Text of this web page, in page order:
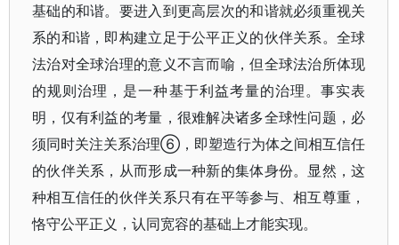
基础的和谐。要进入到更高层次的和谐就必须重视关
系的和谐，即构建立足于公平正义的伙伴关系。全球
法治对全球治理的意义不言而喻，但全球法治所体现
的规则治理，是一种基于利益考量的治理。事实表
明，仅有利益的考量，很难解决诸多全球性问题，必
须同时关注关系治理⑥，即塑造行为体之间相互信任
的伙伴关系，从而形成一种新的集体身份。显然，这
种相互信任的伙伴关系只有在平等参与、相互尊重，
恪守公平正义，认同宽容的基础上才能实现。